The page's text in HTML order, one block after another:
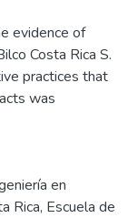
evidence of
Costa Rica S.
practices that
was
en
Rica, Escuela de